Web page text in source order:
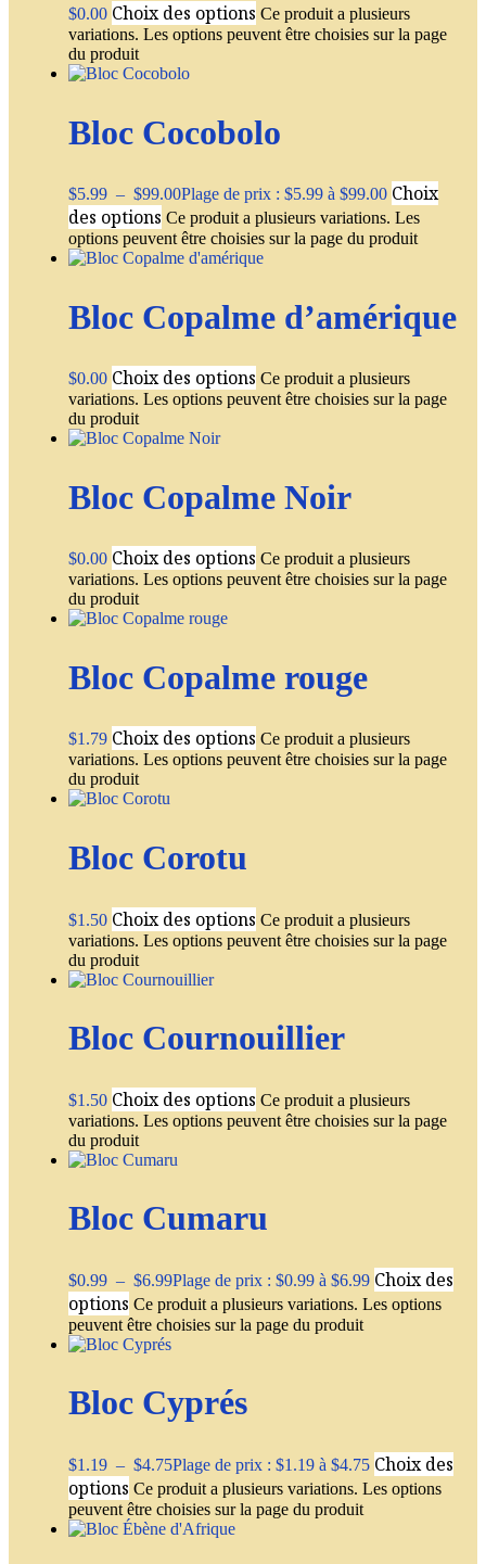
$0.00 Choix des options Ce produit a plusieurs
variations. Les options peuvent être choisies sur la page
du produit
Bloc Cocobolo
$5.99 – $99.00Plage de prix : $5.99 à $99.00 Choix
des options Ce produit a plusieurs variations. Les
options peuvent être choisies sur la page du produit
Bloc Copalme d’amérique
$0.00 Choix des options Ce produit a plusieurs
variations. Les options peuvent être choisies sur la page
du produit
Bloc Copalme Noir
$0.00 Choix des options Ce produit a plusieurs
variations. Les options peuvent être choisies sur la page
du produit
Bloc Copalme rouge
$1.79 Choix des options Ce produit a plusieurs
variations. Les options peuvent être choisies sur la page
du produit
Bloc Corotu
$1.50 Choix des options Ce produit a plusieurs
variations. Les options peuvent être choisies sur la page
du produit
Bloc Cournouillier
$1.50 Choix des options Ce produit a plusieurs
variations. Les options peuvent être choisies sur la page
du produit
Bloc Cumaru
$0.99 – $6.99Plage de prix : $0.99 à $6.99 Choix des
options Ce produit a plusieurs variations. Les options
peuvent être choisies sur la page du produit
Bloc Cyprés
$1.19 – $4.75Plage de prix : $1.19 à $4.75 Choix des
options Ce produit a plusieurs variations. Les options
peuvent être choisies sur la page du produit